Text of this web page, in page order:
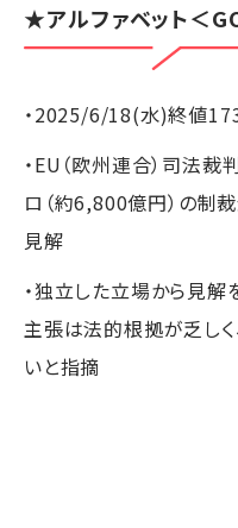
★アルファベット＜
・2025/6/18(水)終値
・EU（欧州連合）司法
ロ（約6,800億円）の制
見解
・独立した立場から見解
主張は法的根拠が乏し
いと指摘